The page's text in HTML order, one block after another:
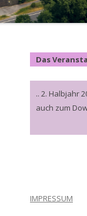
Das
.. 2. Halbjahr
auch zum
IMPRESSUM